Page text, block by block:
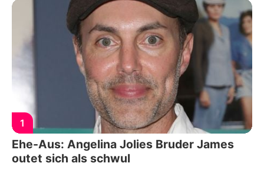
1
Ehe-Aus: Angelina Jolies Bruder James
outet sich als schwul